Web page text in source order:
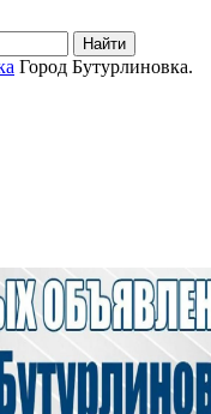
Найти
Город Бутурлиновка.